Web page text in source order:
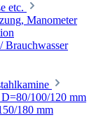
etc.
Manometer
Brauchwasser
100/120 mm
180 mm